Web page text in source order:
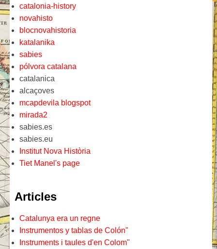
catalonia-history
novahisto
blocnovahistoria
katalanika
sabies
pólvora catalana
catalanica
alcaçoves
mcapdevila blogspot
mirada2
sabies.es
sabies.eu
Institut Nova Història
Tiet Manel's page
Articles
Catalunya era un regne
Instrumentos y tablas de Colón"
Instruments i taules d'en Colom"